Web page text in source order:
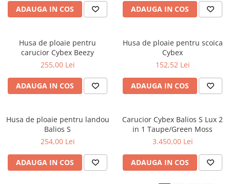
ADAUGA IN COS ADAUGA IN COS
Husa de ploaie pentru
carucior Cybex Beezy
255,00 Lei
ADAUGA IN COS
Husa de ploaie pentru scoica
Cybex
152,52 Lei
ADAUGA IN COS
Husa de ploaie pentru landou
Balios S
254,00 Lei
ADAUGA IN COS
Carucior Cybex Balios S Lux 2
in 1 Taupe/Green Moss
3.450,00 Lei
ADAUGA IN COS